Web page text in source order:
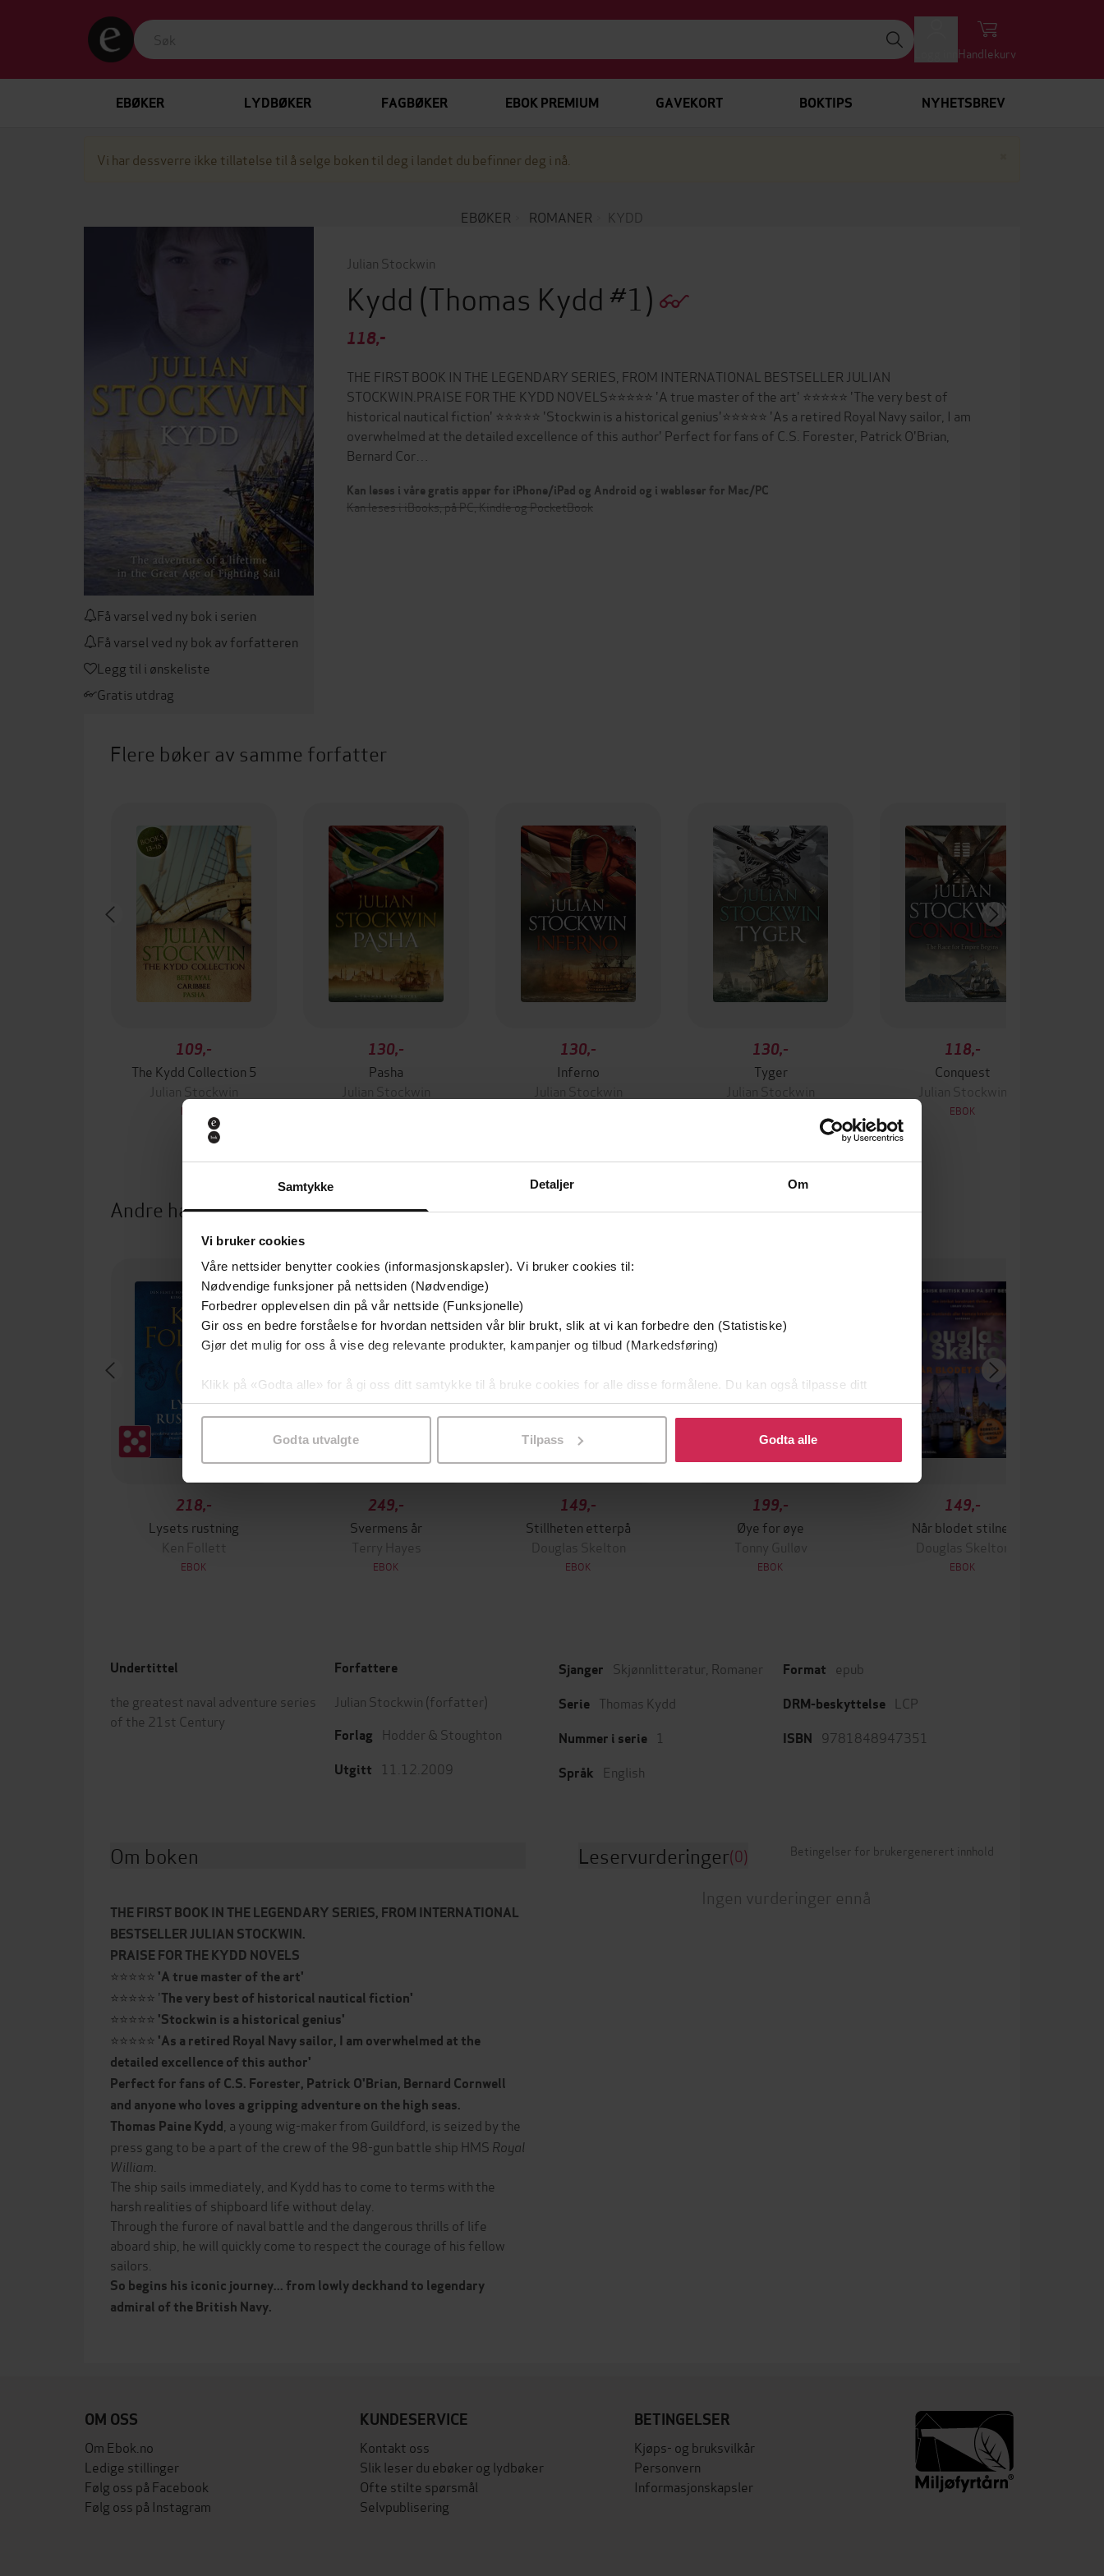
Samtykke Detaljer Om
Vi bruker cookies
Våre nettsider benytter cookies (informasjonskapsler). Vi bruker cookies til:
Nødvendige funksjoner på nettsiden (Nødvendige)
Forbedrer opplevelsen din på vår nettside (Funksjonelle)
Gir oss en bedre forståelse for hvordan nettsiden vår blir brukt, slik at vi kan forbedre den (Statistiske)
Gjør det mulig for oss å vise deg relevante produkter, kampanjer og tilbud (Markedsføring)
Klikk på «Godta alle» for å gi oss ditt samtykke til å bruke cookies for alle disse formålene. Du kan også tilpasse ditt
samtykke til spesifikke formål ved å klikke på «Tilpass». Du kan når som helst trekke tilbake eller endre ditt samtykke.
Godta utvalgte Tilpass Godta alle
Handlekurv
EBØKER LYDBØKER FAGBØKER EBOK PREMIUM GAVEKORT BOKTIPS NYHETSBREV
Vi har dessverre ikke tillatelse til å selge boken til deg i landet du befinner deg i nå.
EBØKER ROMANER KYDD
Få varsel ved ny bok i serien
Få varsel ved ny bok av forfatteren
Legg til i ønskeliste
Gratis utdrag
Julian Stockwin
Kydd (Thomas Kydd #1)
118,-
THE FIRST BOOK IN THE LEGENDARY SERIES, FROM INTERNATIONAL BESTSELLER JULIAN
STOCKWIN.PRAISE FOR THE KYDD NOVELS⭐⭐⭐⭐⭐ 'A true master of the art' ⭐⭐⭐⭐⭐ 'The very best of
historical nautical fiction' ⭐⭐⭐⭐⭐ 'Stockwin is a historical genius'⭐⭐⭐⭐⭐ 'As a retired Royal Navy sailor, I am
overwhelmed at the detailed excellence of this author' Perfect for fans of C.S. Forester, Patrick O'Brian,
Bernard Cor…
Kan leses i våre gratis apper for iPhone/iPad og Android og i webleser for Mac/PC
Kan leses i iBooks, på PC, Kindle og PocketBook
Flere bøker av samme forfatter
109,-
The Kydd Collection 5
Julian Stockwin
EBOK
130,-
Pasha
Julian Stockwin
130,-
Inferno
Julian Stockwin
130,-
Tyger
Julian Stockwin
118,-
Conquest
Julian Stockwin
EBOK
Andre har også kjøpt
218,-
Lysets rustning
Ken Follett
EBOK
249,-
Svermens år
Terry Hayes
EBOK
149,-
Stillheten etterpå
Douglas Skelton
EBOK
199,-
Øye for øye
Tonny Gulløv
EBOK
149,-
Når blodet stilner
Douglas Skelton
EBOK
Undertittel
the greatest naval adventure series
of the 21st Century
Forfattere
Julian Stockwin (forfatter)
Forlag Hodder & Stoughton
Utgitt 11.12.2009
Sjanger Skjønnlitteratur Romaner
Serie Thomas Kydd
Nummer i serie 1
Språk English
Format epub
DRM-beskyttelse LCP
ISBN 9781848947351
Om boken
THE FIRST BOOK IN THE LEGENDARY SERIES, FROM INTERNATIONAL
BESTSELLER JULIAN STOCKWIN.
PRAISE FOR THE KYDD NOVELS
⭐⭐⭐⭐⭐ 'A true master of the art'
⭐⭐⭐⭐⭐ 'The very best of historical nautical fiction'
⭐⭐⭐⭐⭐ 'Stockwin is a historical genius'
⭐⭐⭐⭐⭐ 'As a retired Royal Navy sailor, I am overwhelmed at the
detailed excellence of this author'
Perfect for fans of C.S. Forester, Patrick O'Brian, Bernard Cornwell
and anyone who loves a gripping adventure on the high seas.
Thomas Paine Kydd , a young wig-maker from Guildford, is seized by the
press gang to be a part of the crew of the 98-gun battle ship HMS Royal
William
The ship sails immediately, and Kydd has to come to terms with the
harsh realities of shipboard life without delay.
Through the furore of naval battle and the dangerous thrills of life
aboard ship, he will quickly come to respect the courage of his fellow
sailors.
So begins his iconic journey... from lowly deckhand to legendary
admiral of the British Navy.
Leservurderinger(0) Betingelser for brukergenerert innhold
Ingen vurderinger ennå
OM OSS
Om Ebok.no
Ledige stillinger
Følg oss på Facebook
Følg oss på Instagram
KUNDESERVICE
Kontakt oss
Slik leser du ebøker og lydbøker
Ofte stilte spørsmål
Selvpublisering
BETINGELSER
Kjøps- og bruksvilkår
Personvern
Informasjonskapsler